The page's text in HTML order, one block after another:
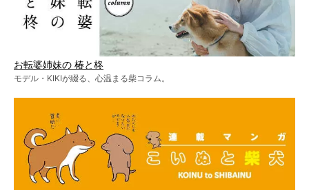
お転婆姉妹の 椿と柊
モデル・KIKIが綴る、心温まる柴コラム。